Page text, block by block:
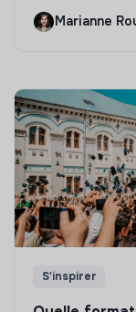
Marianne
S'inspirer